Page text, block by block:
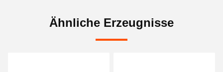
Ähnliche Erzeugnisse